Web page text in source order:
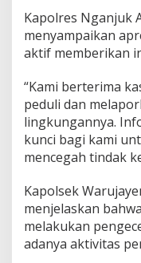
i
J
u
S
a
b
u
n
g
y
a
m
i
Kapolres Nganjuk
menyampaikan
aktif memberikan
“Kami berterima
peduli dan
lingkungannya.
kunci bagi kami
mencegah tindak
Kapolsek
menjelaskan
melakukan
adanya aktivitas